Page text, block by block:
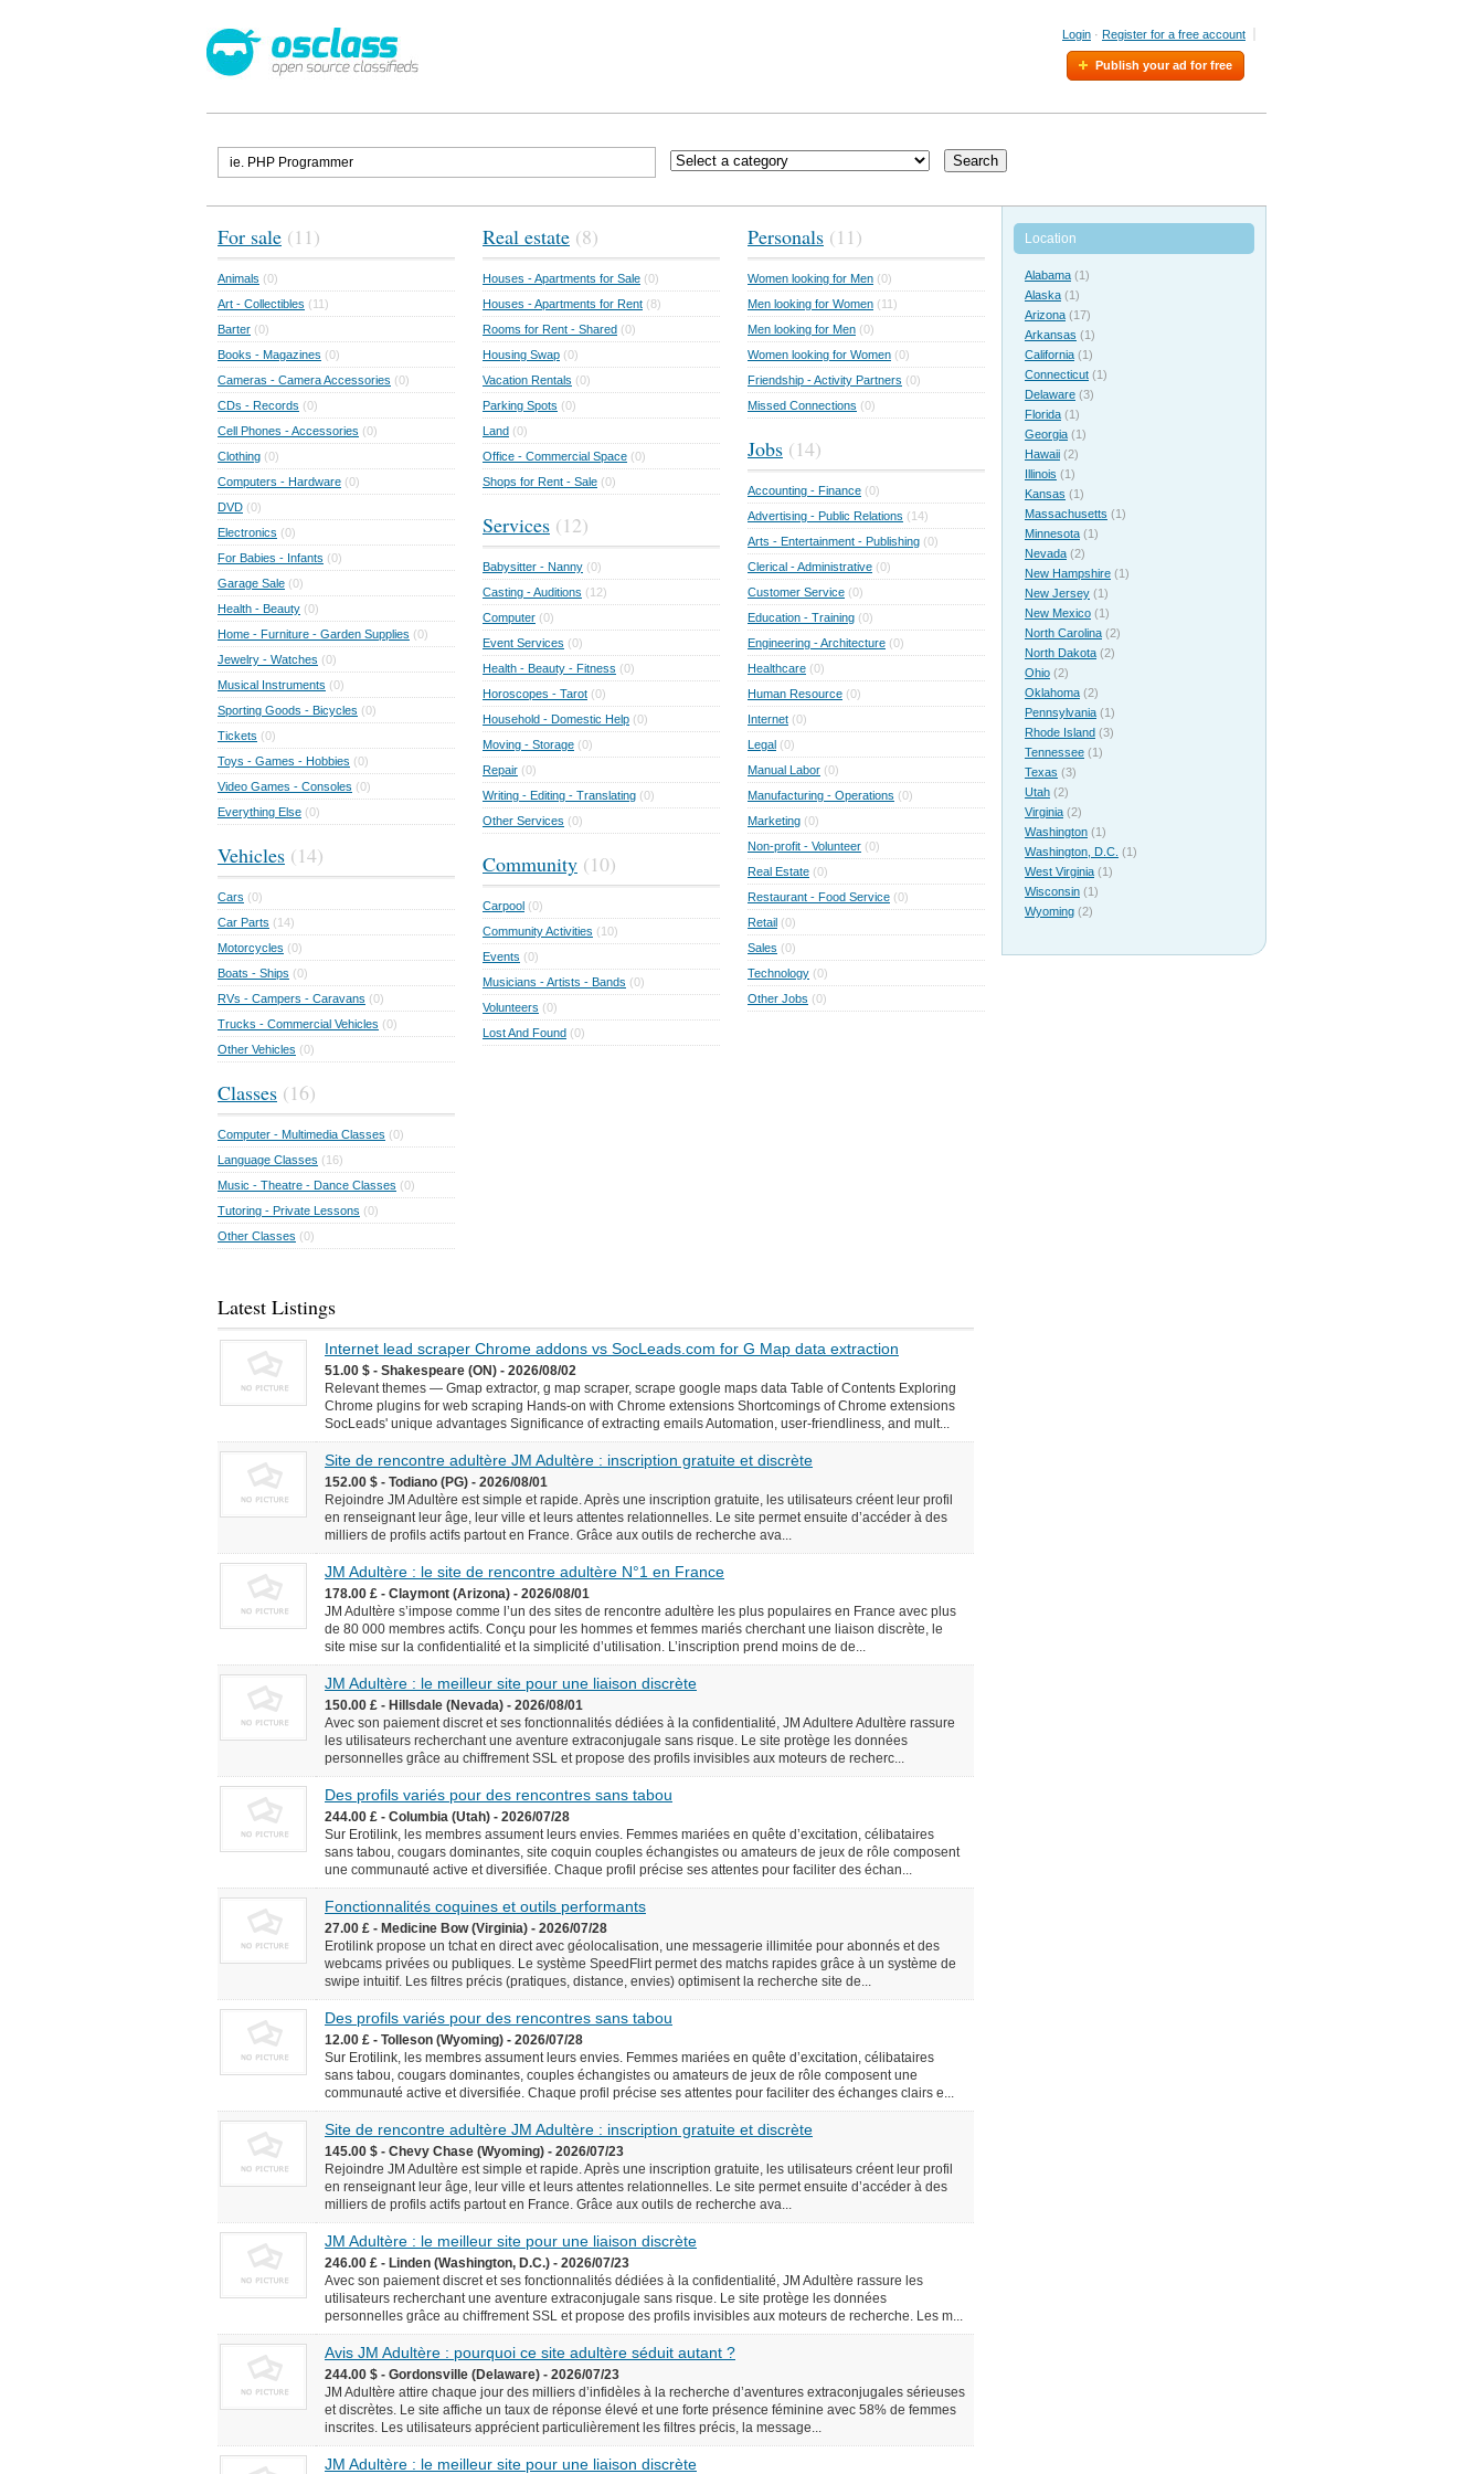
Login · Register for a free account
Publish your ad for free
Search
For sale (11)
Animals (0)
Art - Collectibles (11)
Barter (0)
Books - Magazines (0)
Cameras - Camera Accessories (0)
CDs - Records (0)
Cell Phones - Accessories (0)
Clothing (0)
Computers - Hardware (0)
DVD (0)
Electronics (0)
For Babies - Infants (0)
Garage Sale (0)
Health - Beauty (0)
Home - Furniture - Garden Supplies (0)
Jewelry - Watches (0)
Musical Instruments (0)
Sporting Goods - Bicycles (0)
Tickets (0)
Toys - Games - Hobbies (0)
Video Games - Consoles (0)
Everything Else (0)
Vehicles (14)
Cars (0)
Car Parts (14)
Motorcycles (0)
Boats - Ships (0)
RVs - Campers - Caravans (0)
Trucks - Commercial Vehicles (0)
Other Vehicles (0)
Classes (16)
Computer - Multimedia Classes (0)
Language Classes (16)
Music - Theatre - Dance Classes (0)
Tutoring - Private Lessons (0)
Other Classes (0)
Real estate (8)
Houses - Apartments for Sale (0)
Houses - Apartments for Rent (8)
Rooms for Rent - Shared (0)
Housing Swap (0)
Vacation Rentals (0)
Parking Spots (0)
Land (0)
Office - Commercial Space (0)
Shops for Rent - Sale (0)
Services (12)
Babysitter - Nanny (0)
Casting - Auditions (12)
Computer (0)
Event Services (0)
Health - Beauty - Fitness (0)
Horoscopes - Tarot (0)
Household - Domestic Help (0)
Moving - Storage (0)
Repair (0)
Writing - Editing - Translating (0)
Other Services (0)
Community (10)
Carpool (0)
Community Activities (10)
Events (0)
Musicians - Artists - Bands (0)
Volunteers (0)
Lost And Found (0)
Personals (11)
Women looking for Men (0)
Men looking for Women (11)
Men looking for Men (0)
Women looking for Women (0)
Friendship - Activity Partners (0)
Missed Connections (0)
Jobs (14)
Accounting - Finance (0)
Advertising - Public Relations (14)
Arts - Entertainment - Publishing (0)
Clerical - Administrative (0)
Customer Service (0)
Education - Training (0)
Engineering - Architecture (0)
Healthcare (0)
Human Resource (0)
Internet (0)
Legal (0)
Manual Labor (0)
Manufacturing - Operations (0)
Marketing (0)
Non-profit - Volunteer (0)
Real Estate (0)
Restaurant - Food Service (0)
Retail (0)
Sales (0)
Technology (0)
Other Jobs (0)
Latest Listings
Internet lead scraper Chrome addons vs SocLeads.com for G Map data extraction
51.00 $ - Shakespeare (ON) - 2026/08/02
Relevant themes — Gmap extractor, g map scraper, scrape google maps data Table of Contents Exploring
Chrome plugins for web scraping Hands-on with Chrome extensions Shortcomings of Chrome extensions
SocLeads' unique advantages Significance of extracting emails Automation, user-friendliness, and mult...
Site de rencontre adultère JM Adultère : inscription gratuite et discrète
152.00 $ - Todiano (PG) - 2026/08/01
Rejoindre JM Adultère est simple et rapide. Après une inscription gratuite, les utilisateurs créent leur profil
en renseignant leur âge, leur ville et leurs attentes relationnelles. Le site permet ensuite d’accéder à des
milliers de profils actifs partout en France. Grâce aux outils de recherche ava...
JM Adultère : le site de rencontre adultère N°1 en France
178.00 £ - Claymont (Arizona) - 2026/08/01
JM Adultère s’impose comme l’un des sites de rencontre adultère les plus populaires en France avec plus
de 80 000 membres actifs. Conçu pour les hommes et femmes mariés cherchant une liaison discrète, le
site mise sur la confidentialité et la simplicité d’utilisation. L’inscription prend moins de de...
JM Adultère : le meilleur site pour une liaison discrète
150.00 £ - Hillsdale (Nevada) - 2026/08/01
Avec son paiement discret et ses fonctionnalités dédiées à la confidentialité, JM Adultere Adultère rassure
les utilisateurs recherchant une aventure extraconjugale sans risque. Le site protège les données
personnelles grâce au chiffrement SSL et propose des profils invisibles aux moteurs de recherc...
Des profils variés pour des rencontres sans tabou
244.00 £ - Columbia (Utah) - 2026/07/28
Sur Erotilink, les membres assument leurs envies. Femmes mariées en quête d’excitation, célibataires
sans tabou, cougars dominantes, site coquin couples échangistes ou amateurs de jeux de rôle composent
une communauté active et diversifiée. Chaque profil précise ses attentes pour faciliter des échan...
Fonctionnalités coquines et outils performants
27.00 £ - Medicine Bow (Virginia) - 2026/07/28
Erotilink propose un tchat en direct avec géolocalisation, une messagerie illimitée pour abonnés et des
webcams privées ou publiques. Le système SpeedFlirt permet des matchs rapides grâce à un système de
swipe intuitif. Les filtres précis (pratiques, distance, envies) optimisent la recherche site de...
Des profils variés pour des rencontres sans tabou
12.00 £ - Tolleson (Wyoming) - 2026/07/28
Sur Erotilink, les membres assument leurs envies. Femmes mariées en quête d’excitation, célibataires
sans tabou, cougars dominantes, couples échangistes ou amateurs de jeux de rôle composent une
communauté active et diversifiée. Chaque profil précise ses attentes pour faciliter des échanges clairs e...
Site de rencontre adultère JM Adultère : inscription gratuite et discrète
145.00 $ - Chevy Chase (Wyoming) - 2026/07/23
Rejoindre JM Adultère est simple et rapide. Après une inscription gratuite, les utilisateurs créent leur profil
en renseignant leur âge, leur ville et leurs attentes relationnelles. Le site permet ensuite d’accéder à des
milliers de profils actifs partout en France. Grâce aux outils de recherche ava...
JM Adultère : le meilleur site pour une liaison discrète
246.00 £ - Linden (Washington, D.C.) - 2026/07/23
Avec son paiement discret et ses fonctionnalités dédiées à la confidentialité, JM Adultère rassure les
utilisateurs recherchant une aventure extraconjugale sans risque. Le site protège les données
personnelles grâce au chiffrement SSL et propose des profils invisibles aux moteurs de recherche. Les m...
Avis JM Adultère : pourquoi ce site adultère séduit autant ?
244.00 $ - Gordonsville (Delaware) - 2026/07/23
JM Adultère attire chaque jour des milliers d’infidèles à la recherche d’aventures extraconjugales sérieuses
et discrètes. Le site affiche un taux de réponse élevé et une forte présence féminine avec 58% de femmes
inscrites. Les utilisateurs apprécient particulièrement les filtres précis, la message...
JM Adultère : le meilleur site pour une liaison discrète
Location
Alabama (1)
Alaska (1)
Arizona (17)
Arkansas (1)
California (1)
Connecticut (1)
Delaware (3)
Florida (1)
Georgia (1)
Hawaii (2)
Illinois (1)
Kansas (1)
Massachusetts (1)
Minnesota (1)
Nevada (2)
New Hampshire (1)
New Jersey (1)
New Mexico (1)
North Carolina (2)
North Dakota (2)
Ohio (2)
Oklahoma (2)
Pennsylvania (1)
Rhode Island (3)
Tennessee (1)
Texas (3)
Utah (2)
Virginia (2)
Washington (1)
Washington, D.C. (1)
West Virginia (1)
Wisconsin (1)
Wyoming (2)